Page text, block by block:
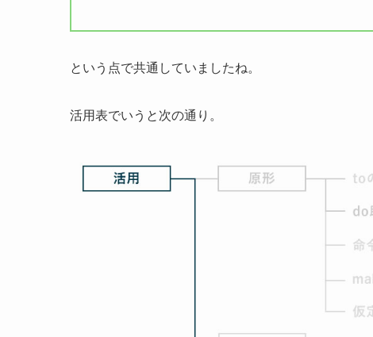
という点で共通していましたね。
活用表でいうと次の通り。